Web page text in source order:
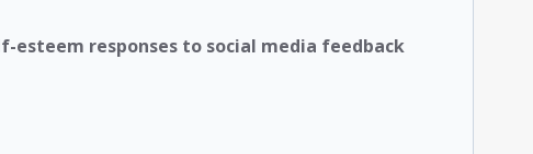
responses to social media feedback